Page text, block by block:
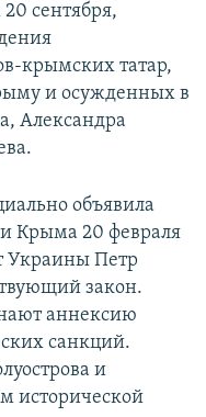
сентября,
крымских татар,
и осужденных в
Александра
объявила
Крыма 20 февраля
Украины Петр
закон.
аннексию
санкций.
и
исторической